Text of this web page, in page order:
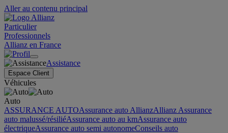
Aller au contenu principal
Particulier
Professionnels
Allianz en France
Assistance
Espace Client
Véhicules
Auto
ASSURANCE AUTOAssurance auto AllianzAllianz Assurance
auto malussé/résiliéAssurance auto au kmAssurance auto
électriqueAssurance auto semi autonomeConseils auto